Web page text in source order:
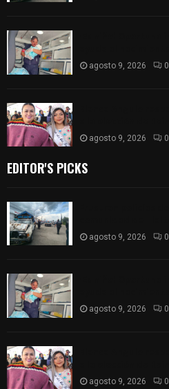
agosto 9, 2026 0
agosto 9, 2026 0
EDITOR'S PICKS
agosto 9, 2026 0
agosto 9, 2026 0
agosto 9, 2026 0